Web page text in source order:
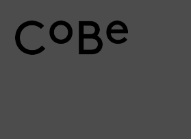
contenu